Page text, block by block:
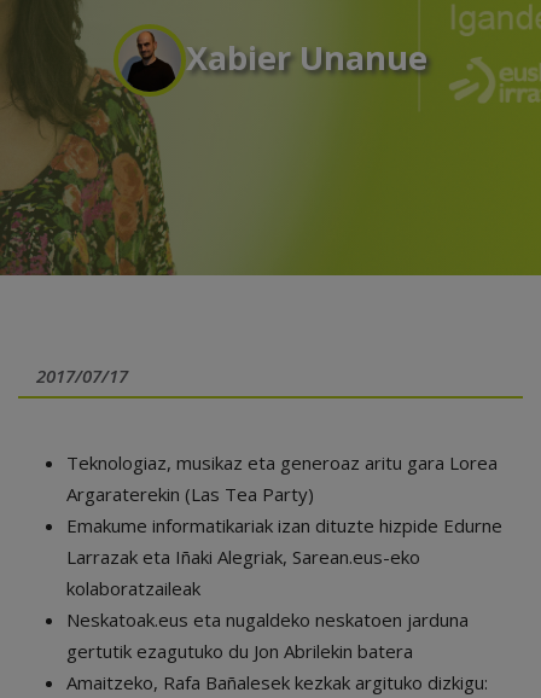
Xabier Unanue
2017/07/17
Teknologiaz, musikaz eta generoaz aritu gara Lorea
Argaraterekin (Las Tea Party)
Emakume informatikariak izan dituzte hizpide Edurne
Larrazak eta Iñaki Alegriak, Sarean.eus-eko
kolaboratzaileak
Neskatoak.eus eta nugaldeko neskatoen jarduna
gertutik ezagutuko du Jon Abrilekin batera
Amaitzeko, Rafa Bañalesek kezkak argituko dizkigu: